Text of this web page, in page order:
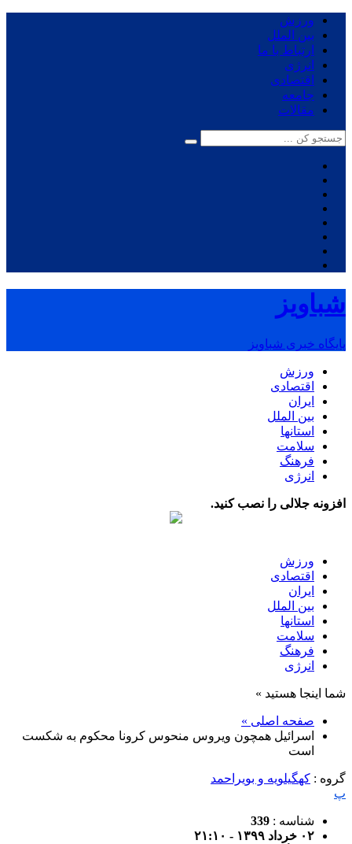
ورزش
بین الملل
ارتباط با ما
انرژی
اقتصادی
جامعه
مقالات
شباویز
پایگاه خبری شباویز
ورزش
اقتصادی
ایران
بین الملل
استانها
سلامت
فرهنگ
انرژی
افزونه جلالی را نصب کنید.
ورزش
اقتصادی
ایران
بین الملل
استانها
سلامت
فرهنگ
انرژی
شما اینجا هستید »
صفحه اصلی »
اسرائیل همچون ویروس منحوس کرونا محکوم به شکست
است
گروه : کهگیلویه و بویراحمد
پ
شناسه : 339
۰۲ خرداد ۱۳۹۹ - ۲۱:۱۰